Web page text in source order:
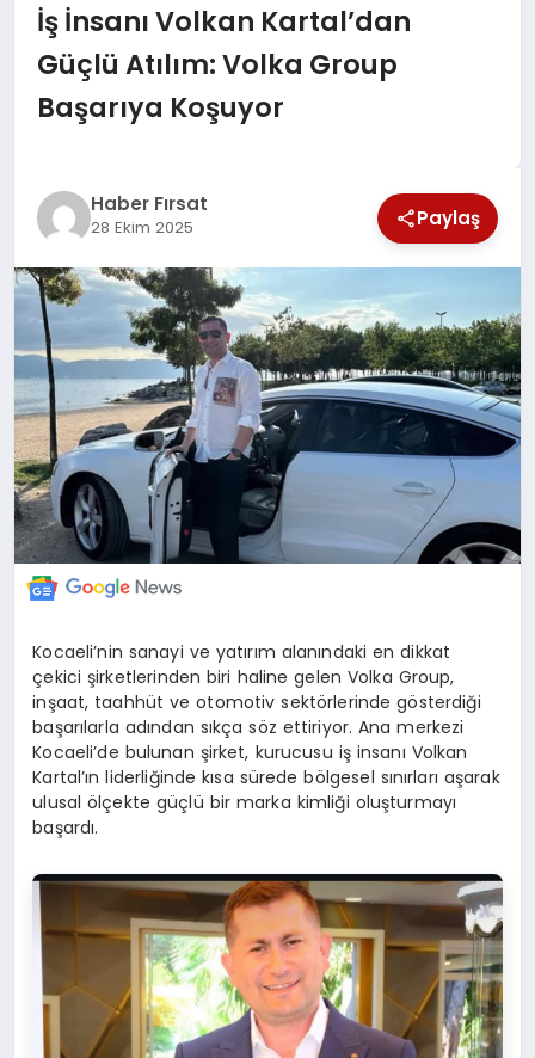
TEKNOLOJİ
SAĞLIK
MAGAZİN
EĞİTİM
DÜNYA
İş İnsanı Volkan Kartal’dan
Güçlü Atılım: Volka Group
Başarıya Koşuyor
Haber Fırsat
28 Ekim 2025 Paylaş
Kocaeli’nin sanayi ve yatırım alanındaki en dikkat
çekici şirketlerinden biri haline gelen Volka Group,
inşaat, taahhüt ve otomotiv sektörlerinde gösterdiği
başarılarla adından sıkça söz ettiriyor. Ana merkezi
Kocaeli’de bulunan şirket, kurucusu iş insanı Volkan
Kartal’ın liderliğinde kısa sürede bölgesel sınırları aşarak
ulusal ölçekte güçlü bir marka kimliği oluşturmayı
başardı.